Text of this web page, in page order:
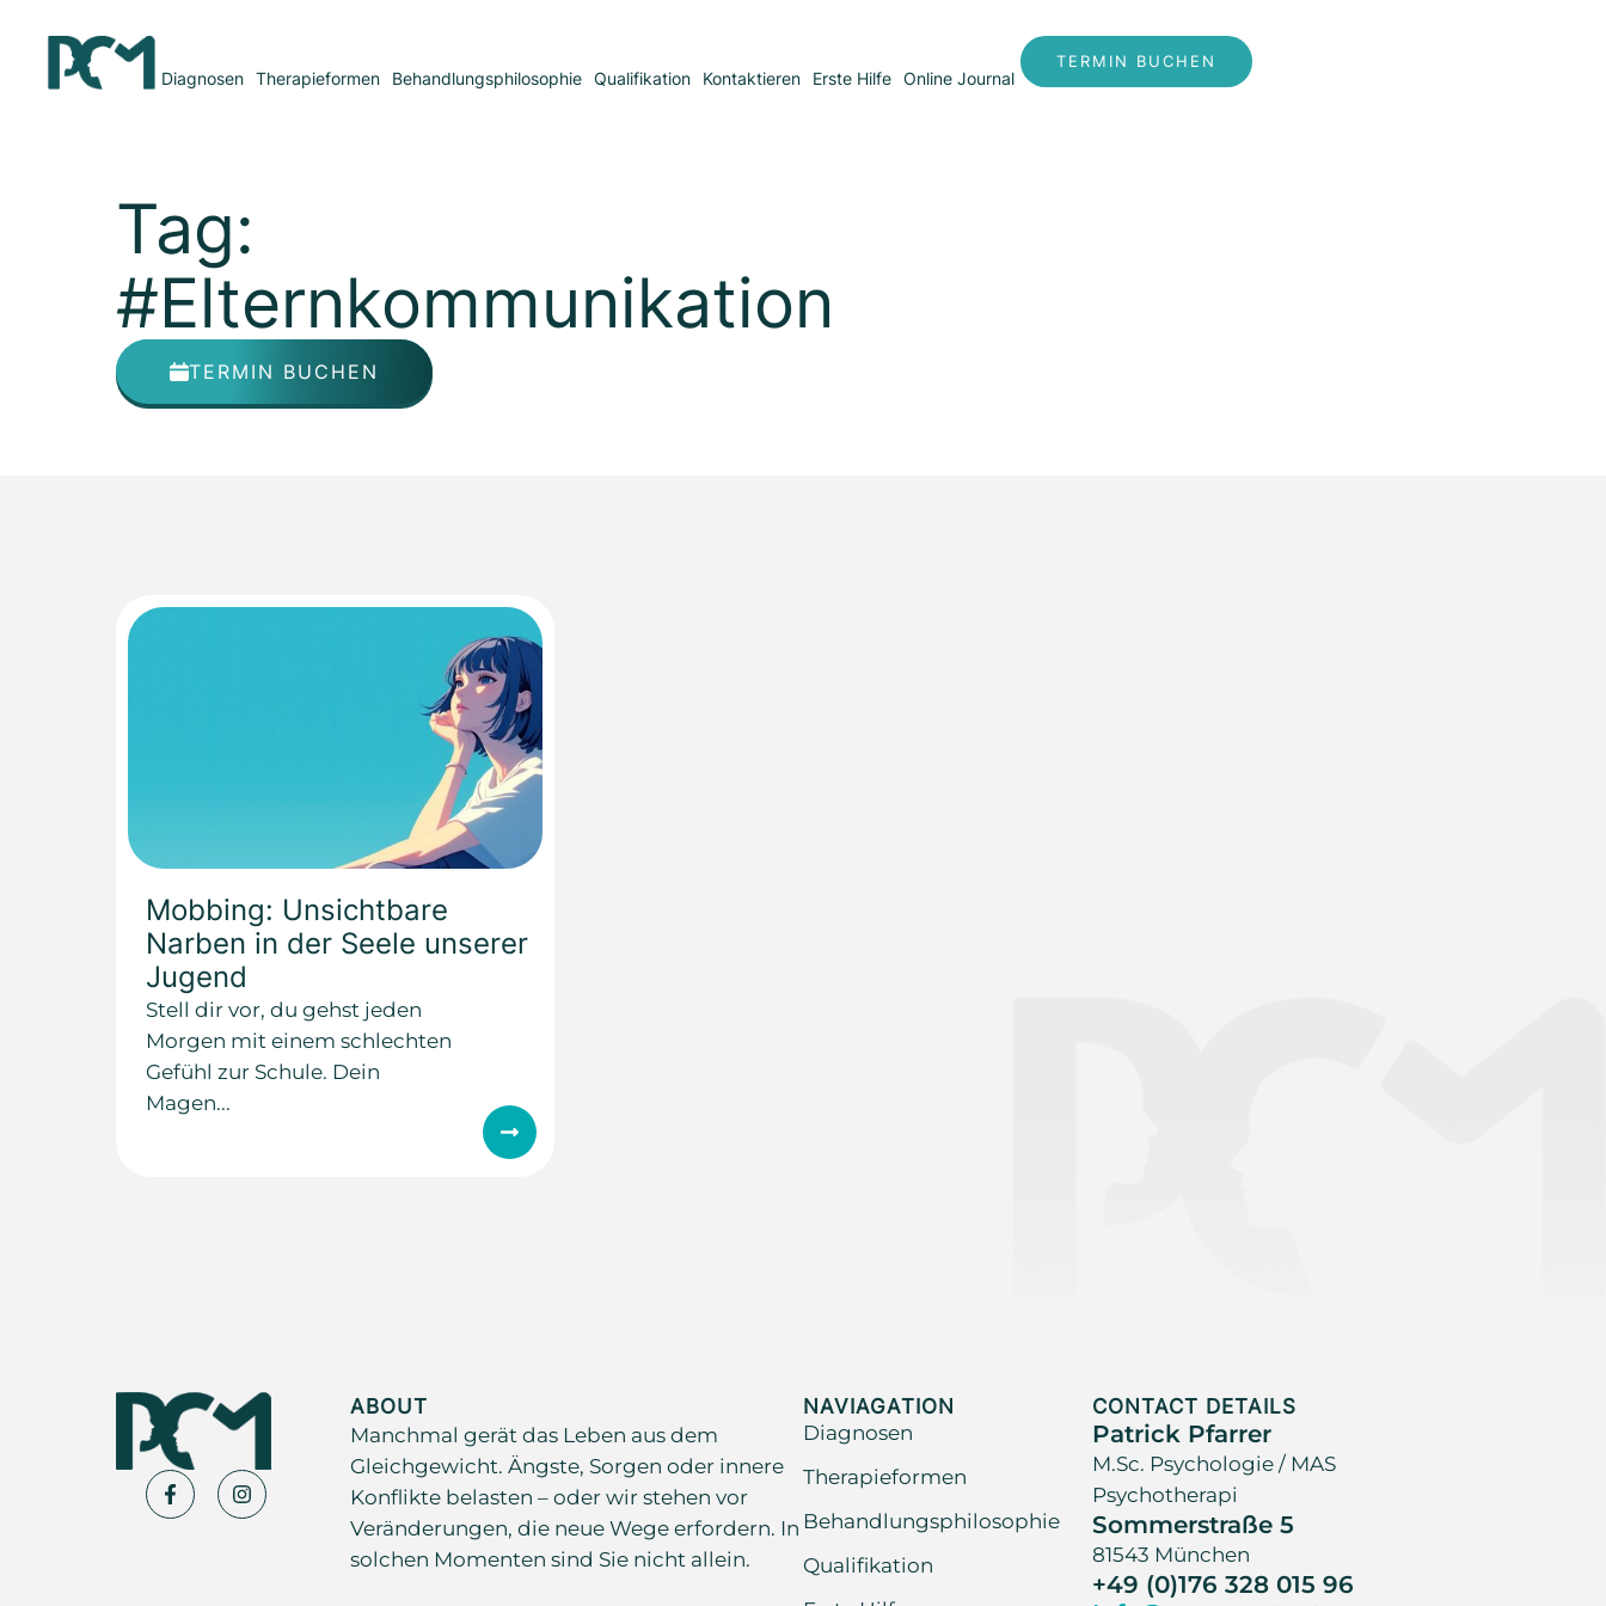
Diagnosen Therapieformen Behandlungsphilosophie Qualifikation Kontaktieren Erste Hilfe Online Journal
TERMIN BUCHEN
Tag:
#Elternkommunikation
TERMIN BUCHEN
Mobbing: Unsichtbare
Narben in der Seele unserer
Jugend
Stell dir vor, du gehst jeden
Morgen mit einem schlechten
Gefühl zur Schule. Dein
Magen...
ABOUT
Manchmal gerät das Leben aus dem
Gleichgewicht. Ängste, Sorgen oder innere
Konflikte belasten – oder wir stehen vor
Veränderungen, die neue Wege erfordern. In
solchen Momenten sind Sie nicht allein.
NAVIAGATION
Diagnosen
Therapieformen
Behandlungsphilosophie
Qualifikation
CONTACT DETAILS
Patrick Pfarrer
M.Sc. Psychologie / MAS
Psychotherapi
Sommerstraße 5
81543 München
+49 (0)176 328 015 96